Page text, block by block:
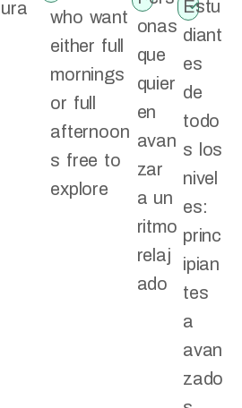
who want
either full
mornings
or full
afternoon
s free to
explore
onas
que
quier
en
avan
zar
a un
ritmo
relaj
ado
Estu
diant
es
de
todo
s los
nivel
es:
princ
ipian
tes
a
avan
zado